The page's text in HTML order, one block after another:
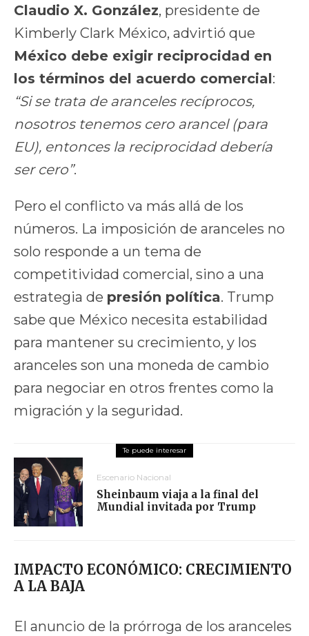
Claudio X. González, presidente de
Kimberly Clark México, advirtió que
México debe exigir reciprocidad en
los términos del acuerdo comercial :
“Si se trata de aranceles recíprocos,
nosotros tenemos cero arancel (para
EU), entonces la reciprocidad debería
ser cero”.
Pero el conflicto va más allá de los
números. La imposición de aranceles no
solo responde a un tema de
competitividad comercial, sino a una
estrategia de presión política. Trump
sabe que México necesita estabilidad
para mantener su crecimiento, y los
aranceles son una moneda de cambio
para negociar en otros frentes como la
migración y la seguridad.
Escenario Nacional
Sheinbaum viaja a la final del
Mundial invitada por Trump
IMPACTO ECONÓMICO: CRECIMIENTO
A LA BAJA
El anuncio de la prórroga de los aranceles